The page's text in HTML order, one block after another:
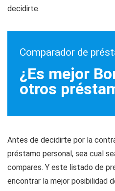
decidirte.
Comparador de
¿Es mejor
otros
Antes de decidirte por la
préstamo personal, sea cual
compares. Y este listado de
encontrar la mejor posibilidad